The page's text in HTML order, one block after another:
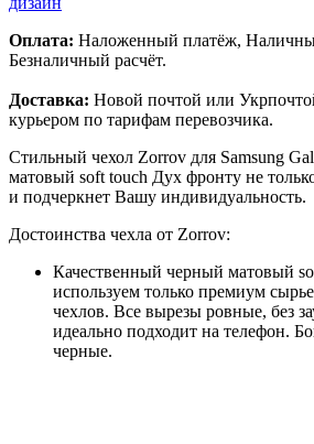
Оплата: Наложенный платёж,
Безналичный расчёт.
Доставка: Новой почтой или
курьером по тарифам перевозчика.
Стильный чехол Zorrov для Samsung
матовый soft touch Дух фронту не
и подчеркнет Вашу индивидуальность.
Достоинства чехла от Zorrov:
Качественный черный матовый
используем только премиум
чехлов. Все вырезы ровные, без
идеально подходит на телефон.
черные.